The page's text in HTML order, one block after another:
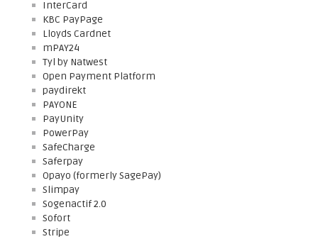
InterCard
KBC PayPage
Lloyds Cardnet
mPAY24
Tyl by Natwest
Open Payment Platform
paydirekt
PAYONE
PayUnity
PowerPay
SafeCharge
Saferpay
Opayo (formerly SagePay)
Slimpay
Sogenactif 2.0
Sofort
Stripe